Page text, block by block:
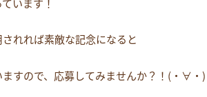
います！
れれば素敵な記念になると
ますので、応募してみませんか？！(・∀・)